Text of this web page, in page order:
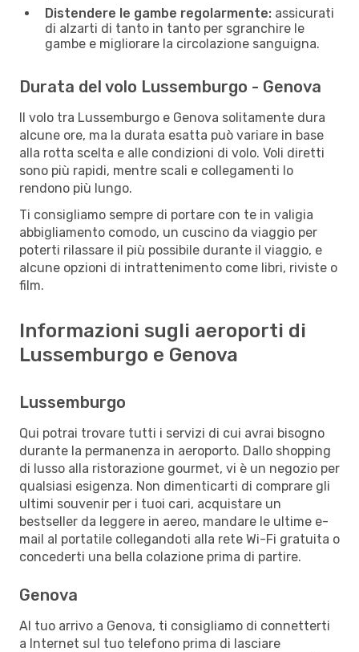
Distendere le gambe regolarmente: assicurati
di alzarti di tanto in tanto per sgranchire le
gambe e migliorare la circolazione sanguigna.
Durata del volo Lussemburgo - Genova
Il volo tra Lussemburgo e Genova solitamente dura
alcune ore, ma la durata esatta può variare in base
alla rotta scelta e alle condizioni di volo. Voli diretti
sono più rapidi, mentre scali e collegamenti lo
rendono più lungo.
Ti consigliamo sempre di portare con te in valigia
abbigliamento comodo, un cuscino da viaggio per
poterti rilassare il più possibile durante il viaggio, e
alcune opzioni di intrattenimento come libri, riviste o
film.
Informazioni sugli aeroporti di
Lussemburgo e Genova
Lussemburgo
Qui potrai trovare tutti i servizi di cui avrai bisogno
durante la permanenza in aeroporto. Dallo shopping
di lusso alla ristorazione gourmet, vi è un negozio per
qualsiasi esigenza. Non dimenticarti di comprare gli
ultimi souvenir per i tuoi cari, acquistare un
bestseller da leggere in aereo, mandare le ultime e-
mail al portatile collegandoti alla rete Wi-Fi gratuita o
concederti una bella colazione prima di partire.
Genova
Al tuo arrivo a Genova, ti consigliamo di connetterti
a Internet sul tuo telefono prima di lasciare